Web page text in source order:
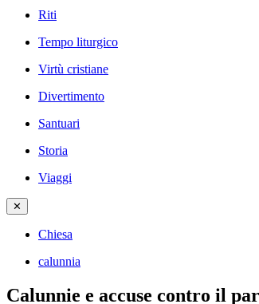
Riti
Tempo liturgico
Virtù cristiane
Divertimento
Santuari
Storia
Viaggi
✕
Chiesa
calunnia
Calunnie e accuse contro il